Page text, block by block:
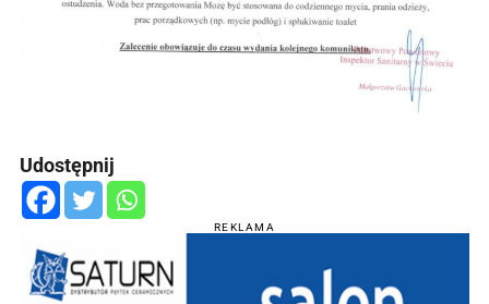
Udostępnij
REKLAMA